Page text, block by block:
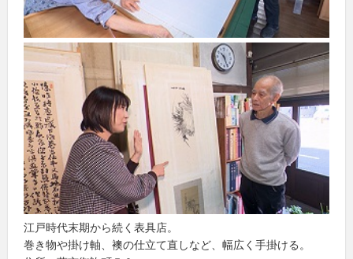
江戸時代末期から続く表具店。
巻き物や掛け軸、襖の仕立て直しなど、幅広く手掛ける。